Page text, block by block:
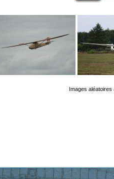
Images aléatoires